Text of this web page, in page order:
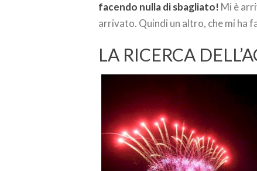
facendo nulla di sbagliato! Mi è
arrivato. Quindi un altro, che mi ha
LA RICERCA